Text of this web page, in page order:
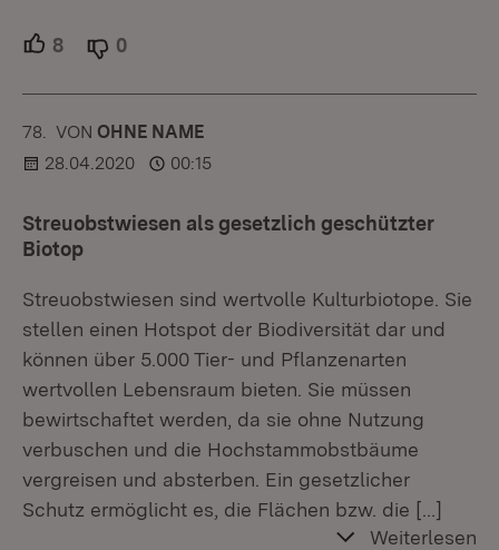
8 Unterstützer.
0
78. KOMMENTAR
VON :OHNE NAME
28.04.2020
00:15
Streuobstwiesen als gesetzlich geschützter
Biotop
Streuobstwiesen sind wertvolle Kulturbiotope. Sie
stellen einen Hotspot der Biodiversität dar und
können über 5.000 Tier- und Pflanzenarten
wertvollen Lebensraum bieten. Sie müssen
bewirtschaftet werden, da sie ohne Nutzung
verbuschen und die Hochstammobstbäume
vergreisen und absterben. Ein gesetzlicher
Schutz ermöglicht es, die Flächen bzw. die […]
Weiterlesen